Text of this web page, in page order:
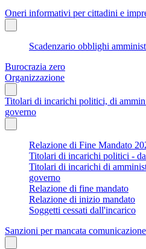
Oneri informativi per cittadini e
Scadenzario obblighi
Burocrazia zero
Organizzazione
Titolari di incarichi politici, di
governo
Relazione di Fine Mandato
Titolari di incarichi politici -
Titolari di incarichi di
governo
Relazione di fine mandato
Relazione di inizio mandato
Soggetti cessati dall'incarico
Sanzioni per mancata